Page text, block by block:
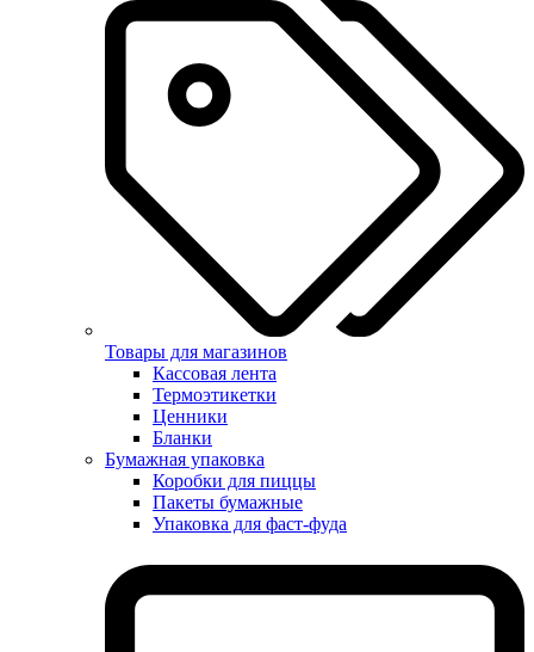
Товары для магазинов
Кассовая лента
Термоэтикетки
Ценники
Бланки
Бумажная упаковка
Коробки для пиццы
Пакеты бумажные
Упаковка для фаст-фуда